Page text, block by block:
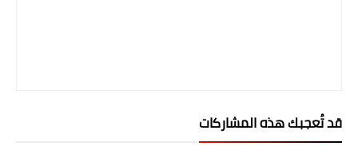
قد تُعجبك هذه المشاركات